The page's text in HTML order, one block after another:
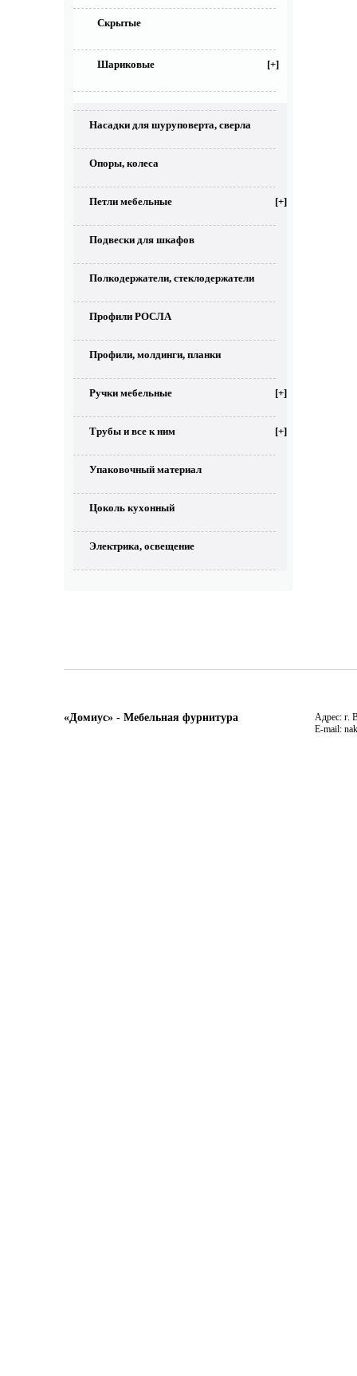
Скрытые
Шариковые [+]
Насадки для шуруповерта, сверла
Опоры, колеса
Петли мебельные [+]
Подвески для шкафов
Полкодержатели, стеклодержатели
Профили РОСЛА
Профили, молдинги, планки
Ручки мебельные [+]
Трубы и все к ним [+]
Упаковочный материал
Цоколь кухонный
Электрика, освещение
«Домиус» - Мебельная фурнитура
Адрес: г.
E-mail: